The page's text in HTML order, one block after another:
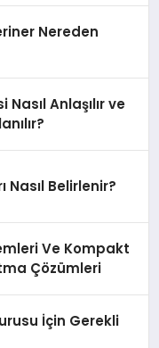
Nereden
Anlaşılır ve
Nasıl Belirlenir?
Ve Kompakt
Çözümleri
İçin Gerekli